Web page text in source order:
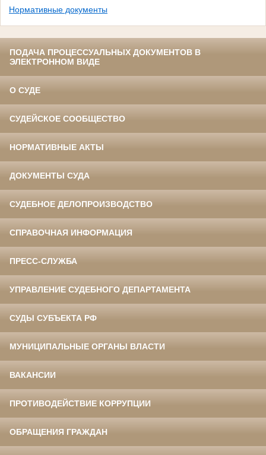
Нормативные документы
ПОДАЧА ПРОЦЕССУАЛЬНЫХ ДОКУМЕНТОВ В
ЭЛЕКТРОННОМ ВИДЕ
О СУДЕ
СУДЕЙСКОЕ СООБЩЕСТВО
НОРМАТИВНЫЕ АКТЫ
ДОКУМЕНТЫ СУДА
СУДЕБНОЕ ДЕЛОПРОИЗВОДСТВО
СПРАВОЧНАЯ ИНФОРМАЦИЯ
ПРЕСС-СЛУЖБА
УПРАВЛЕНИЕ СУДЕБНОГО ДЕПАРТАМЕНТА
СУДЫ СУБЪЕКТА РФ
МУНИЦИПАЛЬНЫЕ ОРГАНЫ ВЛАСТИ
ВАКАНСИИ
ПРОТИВОДЕЙСТВИЕ КОРРУПЦИИ
ОБРАЩЕНИЯ ГРАЖДАН